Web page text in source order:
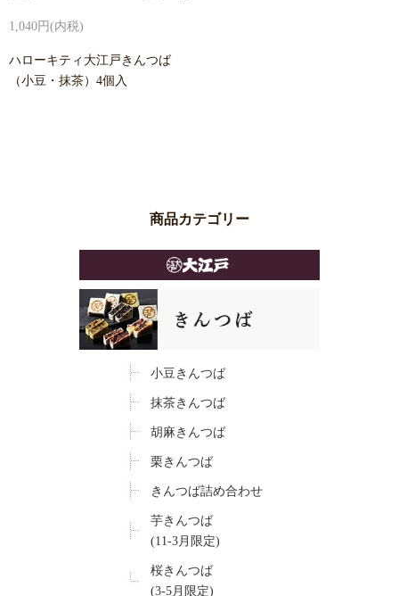
1,040円(内税)
ハローキティ大江戸きんつば
（小豆・抹茶）4個入
商品カテゴリー
小豆きんつば
抹茶きんつば
胡麻きんつば
栗きんつば
きんつば詰め合わせ
芋きんつば
(11-3月限定)
桜きんつば
(3-5月限定)